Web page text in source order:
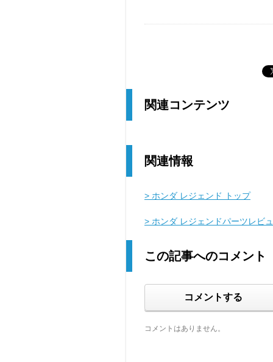
関連コンテンツ
関連情報
> ホンダ レジェンド トップ
> ホンダ レジェンドパーツレビ
この記事へのコメント
コメントする
コメントはありません。